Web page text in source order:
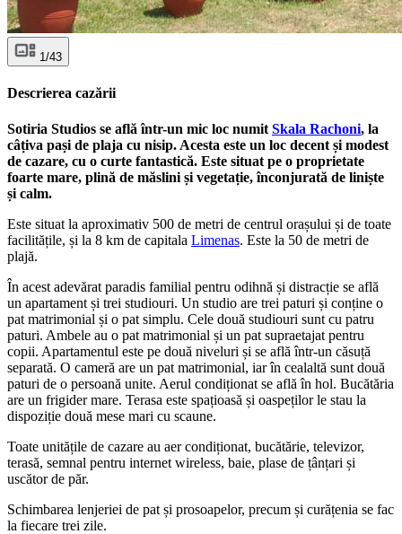
1/43
Descrierea cazării
Sotiria Studios se află într-un mic loc numit Skala Rachoni, la
câțiva pași de plaja cu nisip. Acesta este un loc decent și modest
de cazare, cu o curte fantastică. Este situat pe o proprietate
foarte mare, plină de măslini și vegetație, înconjurată de liniște
și calm.
Este situat la aproximativ 500 de metri de centrul orașului și de toate
facilitățile, și la 8 km de capitala Limenas. Este la 50 de metri de
plajă.
În acest adevărat paradis familial pentru odihnă și distracție se află
un apartament și trei studiouri. Un studio are trei paturi și conține o
pat matrimonial și o pat simplu. Cele două studiouri sunt cu patru
paturi. Ambele au o pat matrimonial și un pat supraetajat pentru
copii. Apartamentul este pe două niveluri și se află într-un căsuță
separată. O cameră are un pat matrimonial, iar în cealaltă sunt două
paturi de o persoană unite. Aerul condiționat se află în hol. Bucătăria
are un frigider mare. Terasa este spațioasă și oaspeților le stau la
dispoziție două mese mari cu scaune.
Toate unitățile de cazare au aer condiționat, bucătărie, televizor,
terasă, semnal pentru internet wireless, baie, plase de țânțari și
uscător de păr.
Schimbarea lenjeriei de pat și prosoapelor, precum și curățenia se fac
la fiecare trei zile.